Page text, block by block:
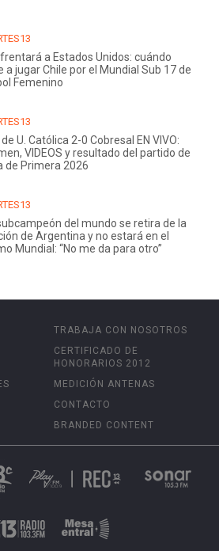
a Estados Unidos: cuándo
a jugar Chile por el Mundial Sub 17 de
Femenino
U. Católica 2-0 Cobresal EN VIVO:
VIDEOS y resultado del partido de
de Primera 2026
del mundo se retira de la
de Argentina y no estará en el
Mundial: “No me da para otro”
TRABAJA CON NOSOTROS
CERTIFICADO DE
HONORARIOS 2012
MEDICIÓN ANTENAS
CONTACTO
BRANDED CONTENT